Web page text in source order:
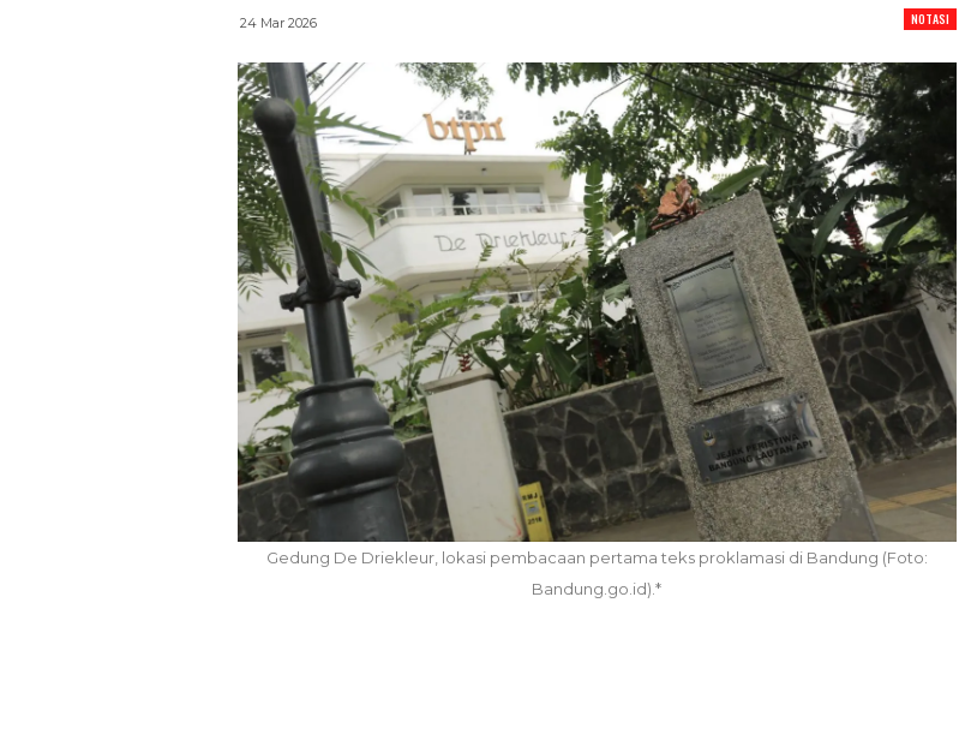
NOTASI
24 Mar 2026
Gedung De Driekleur, lokasi pembacaan pertama teks proklamasi di Bandung (Foto:
Bandung.go.id).*
Pemkot Siapkan TPST
Tegalega Untuk Produksi
Briket RDF Bernilai Tambah
6 Agu 2026
Tren Bergeser, Generasi
Muda Mulai Tinggalkan Pesta
Mewah Dan Memilih Nikah
Di…
7 Agu 2026